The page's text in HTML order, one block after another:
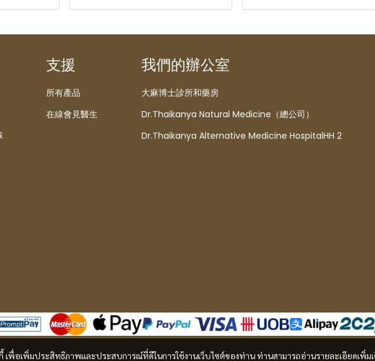
เพื่อเพิ่มประสิทธิภาพและประสบการณ์ที่ดีในการใช้งานเว็บไซต์ของท่าน ท่านสามารถอ่านรายละเอียดเพิ่ม
支援
所有產品
在線會見醫生
我們的辦公室
大麻博士診所和藥房
Dr.Thaikanya Natural Medicine（總公司）
Dr.Thaikanya Alternative Medicine HospitalHH 2